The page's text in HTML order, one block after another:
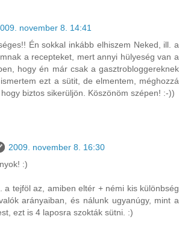
november 8. 14:41
Én sokkal inkább elhiszem Neked, ill. a
a recepteket, mert annyi hülyeség van a
hogy én már csak a gasztrobloggereknek
ezt a sütit, de elmentem, méghozzá
biztos sikerüljön. Köszönöm szépen! :-))
2009. november 8. 16:30
:)
a tejföl az, amiben eltér + némi kis különbség
arányaiban, és nálunk ugyanúgy, mint a
ezt is 4 laposra szokták sütni. :)